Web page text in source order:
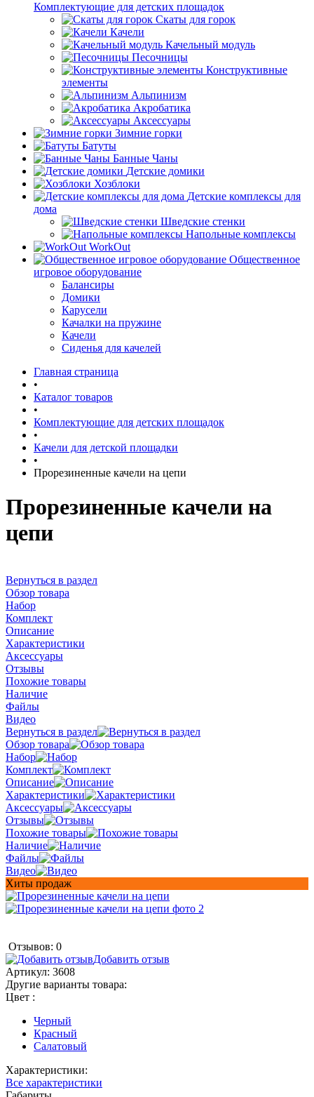
Комплектующие для детских площадок
Скаты для горок
Качели
Качельный модуль
Песочницы
Конструктивные
элементы
Альпинизм
Акробатика
Аксессуары
Зимние горки
Батуты
Банные Чаны
Детские домики
Хозблоки
Детские комплексы для
дома
Шведские стенки
Напольные комплексы
WorkOut
Общественное
игровое оборудование
Балансиры
Домики
Карусели
Качалки на пружине
Качели
Сиденья для качелей
Главная страница
•
Каталог товаров
•
Комплектующие для детских площадок
•
Качели для детской площадки
•
Прорезиненные качели на цепи
Прорезиненные качели на
цепи
Вернуться в раздел
Обзор товара
Набор
Комплект
Описание
Характеристики
Аксессуары
Отзывы
Похожие товары
Наличие
Файлы
Видео
Вернуться в раздел
Обзор товара
Набор
Комплект
Описание
Характеристики
Аксессуары
Отзывы
Похожие товары
Наличие
Файлы
Видео
Хиты продаж
Отзывов: 0
Добавить отзыв
Артикул: 3608
Другие варианты товара:
Цвет :
Черный
Красный
Салатовый
Характеристики:
Все характеристики